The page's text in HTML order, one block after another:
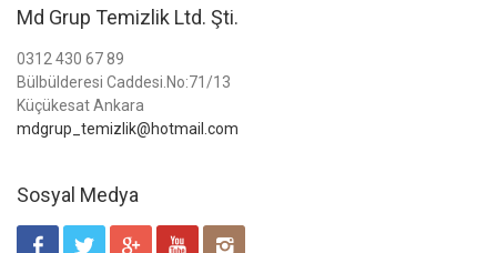
Md Grup Temizlik Ltd. Şti.
0312 430 67 89
Bülbülderesi Caddesi.No:71/13
Küçükesat Ankara
mdgrup_temizlik@hotmail.com
Sosyal Medya